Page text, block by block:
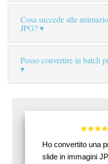
Cosa succede alle
JPG?
Posso convertire in batch
Ho convertito una
slide in immagini